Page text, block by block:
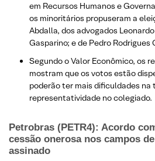
em Recursos Humanos e
os minoritários propuseram a
Abdalla, dos advogados
Gasparino; e de Pedro Rodrigues
Segundo o Valor Econômico, os
mostram que os votos estão
poderão ter mais dificuldades
representatividade no colegiado.
Petrobras (PETR4): Acordo
cessão onerosa nos campos
assinado